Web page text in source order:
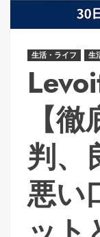
生活・ライフ 生
【
判、
悪い